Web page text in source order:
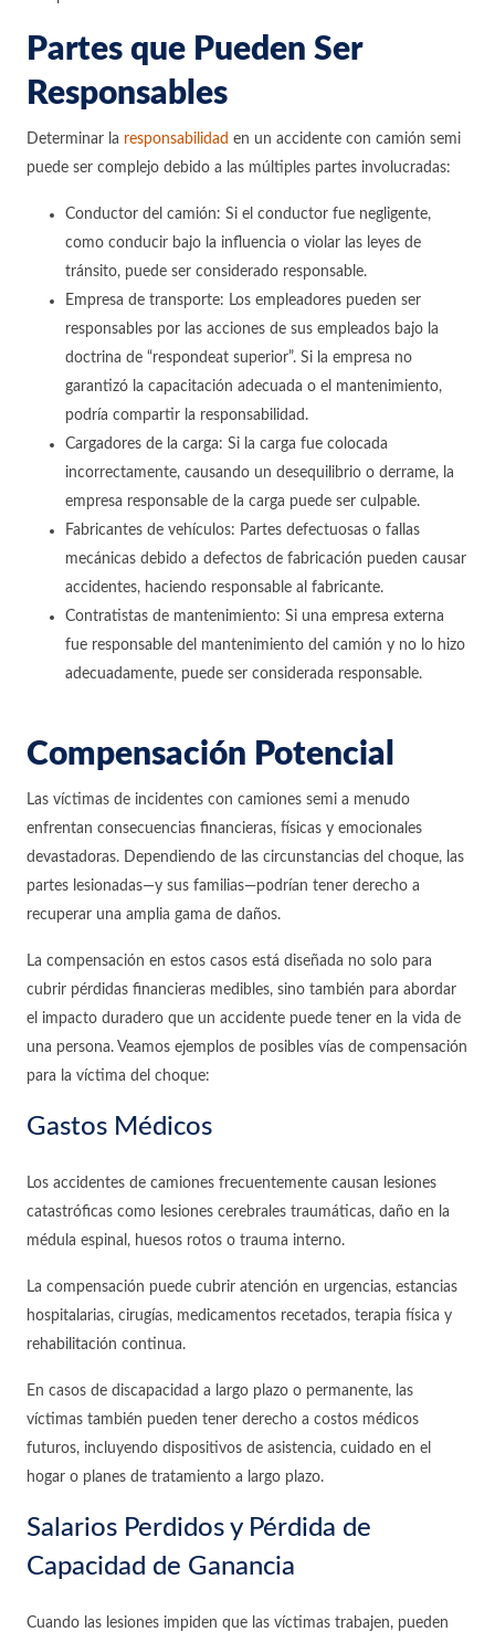
Partes que Pueden Ser
Responsables
Determinar la responsabilidad en un accidente con camión semi
puede ser complejo debido a las múltiples partes involucradas:
Conductor del camión: Si el conductor fue negligente,
como conducir bajo la influencia o violar las leyes de
tránsito, puede ser considerado responsable.
Empresa de transporte: Los empleadores pueden ser
responsables por las acciones de sus empleados bajo la
doctrina de “respondeat superior”. Si la empresa no
garantizó la capacitación adecuada o el mantenimiento,
podría compartir la responsabilidad.
Cargadores de la carga: Si la carga fue colocada
incorrectamente, causando un desequilibrio o derrame, la
empresa responsable de la carga puede ser culpable.
Fabricantes de vehículos: Partes defectuosas o fallas
mecánicas debido a defectos de fabricación pueden causar
accidentes, haciendo responsable al fabricante.
Contratistas de mantenimiento: Si una empresa externa
fue responsable del mantenimiento del camión y no lo hizo
adecuadamente, puede ser considerada responsable.
Compensación Potencial
Las víctimas de incidentes con camiones semi a menudo
enfrentan consecuencias financieras, físicas y emocionales
devastadoras. Dependiendo de las circunstancias del choque, las
partes lesionadas—y sus familias—podrían tener derecho a
recuperar una amplia gama de daños.
La compensación en estos casos está diseñada no solo para
cubrir pérdidas financieras medibles, sino también para abordar
el impacto duradero que un accidente puede tener en la vida de
una persona. Veamos ejemplos de posibles vías de compensación
para la víctima del choque:
Gastos Médicos
Los accidentes de camiones frecuentemente causan lesiones
catastróficas como lesiones cerebrales traumáticas, daño en la
médula espinal, huesos rotos o trauma interno.
La compensación puede cubrir atención en urgencias, estancias
hospitalarias, cirugías, medicamentos recetados, terapia física y
rehabilitación continua.
En casos de discapacidad a largo plazo o permanente, las
víctimas también pueden tener derecho a costos médicos
futuros, incluyendo dispositivos de asistencia, cuidado en el
hogar o planes de tratamiento a largo plazo.
Salarios Perdidos y Pérdida de
Capacidad de Ganancia
Cuando las lesiones impiden que las víctimas trabajen, pueden